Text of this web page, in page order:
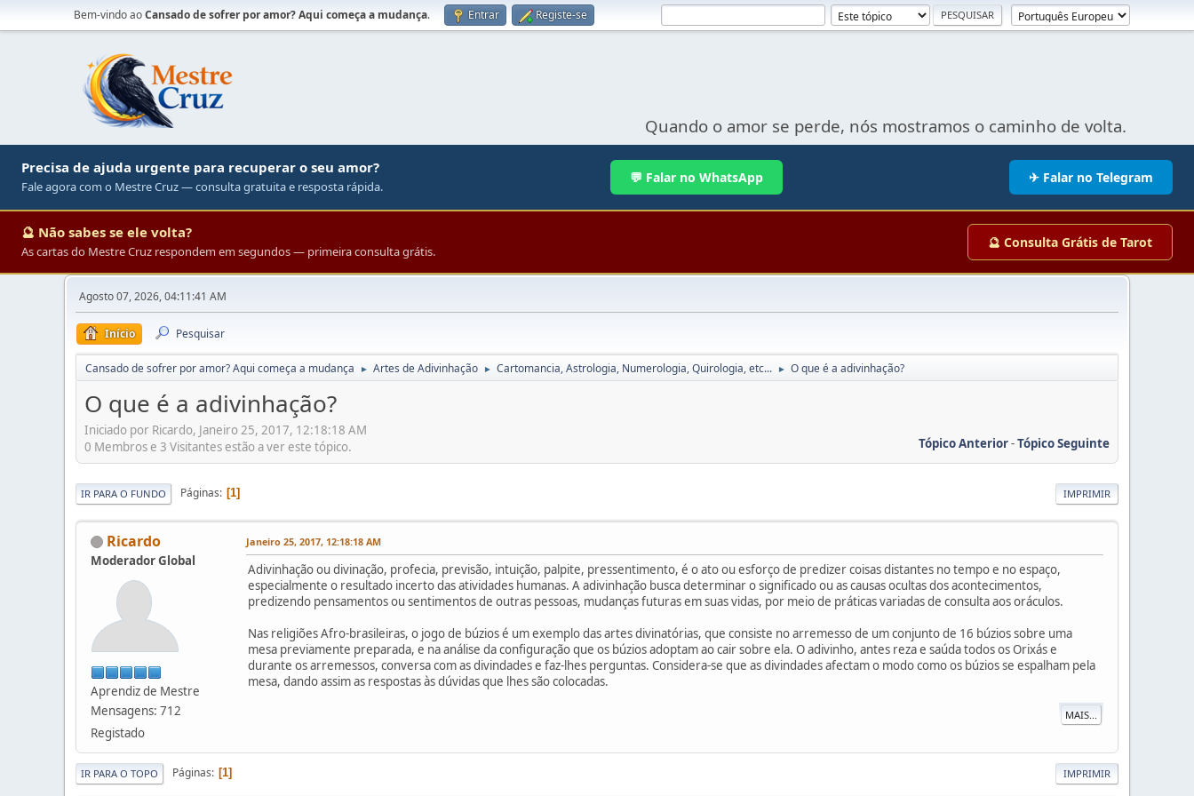
Bem-vindo aoCansado de sofrer por amor? Aqui começa a mudança. Entrar Registe-se
Quando o amor se perde, nós mostramos o caminho de volta.
Precisa de ajuda urgente para recuperar o seu amor?
Fale agora com o Mestre Cruz — consulta gratuita e resposta rápida.
💬 Falar no WhatsApp ✈ Falar no Telegram
🔮 Não sabes se ele volta?
As cartas do Mestre Cruz respondem em segundos — primeira consulta grátis.
🔮 Consulta Grátis de Tarot
Agosto 07, 2026, 04:11:41 AM
Início Pesquisar
Cansado de sofrer por amor? Aqui começa a mudança ► Artes de Adivinhação ► Cartomancia, Astrologia, Numerologia, Quirologia, etc... ► O que é a adivinhação?
O que é a adivinhação?
Iniciado por Ricardo, Janeiro 25, 2017, 12:18:18 AM
Tópico Anterior-Tópico Seguinte
0 Membros e 3 Visitantes estão a ver este tópico.
IMPRIMIR
IR PARA O FUNDO Páginas 1
Ricardo
Moderador Global
Aprendiz de Mestre
Mensagens: 712
Registado
Janeiro 25, 2017, 12:18:18 AM
Adivinhação ou divinação, profecia, previsão, intuição, palpite, pressentimento, é o ato ou esforço de predizer coisas distantes no tempo e no espaço,
especialmente o resultado incerto das atividades humanas. A adivinhação busca determinar o significado ou as causas ocultas dos acontecimentos,
predizendo pensamentos ou sentimentos de outras pessoas, mudanças futuras em suas vidas, por meio de práticas variadas de consulta aos oráculos.
Nas religiões Afro-brasileiras, o jogo de búzios é um exemplo das artes divinatórias, que consiste no arremesso de um conjunto de 16 búzios sobre uma
mesa previamente preparada, e na análise da configuração que os búzios adoptam ao cair sobre ela. O adivinho, antes reza e saúda todos os Orixás e
durante os arremessos, conversa com as divindades e faz-lhes perguntas. Considera-se que as divindades afectam o modo como os búzios se espalham pela
mesa, dando assim as respostas às dúvidas que lhes são colocadas.
MAIS...
IMPRIMIR
IR PARA O TOPO Páginas 1